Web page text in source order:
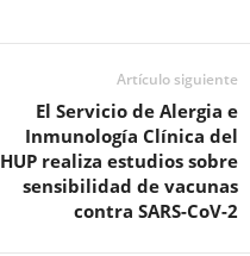
Artículo siguiente
El Servicio de Alergia e
Inmunología Clínica del
HUP realiza estudios sobre
sensibilidad de vacunas
contra SARS-CoV-2